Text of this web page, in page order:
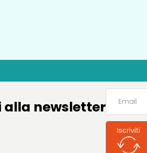
alla newsletter
Iscriviti